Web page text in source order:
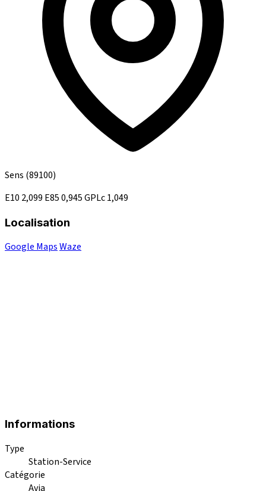
Sens (89100)
E10 2,099 E850,945GPLc1,049
Localisation
Google MapsWaze
Informations
Type
Station-Service
Catégorie
Avia